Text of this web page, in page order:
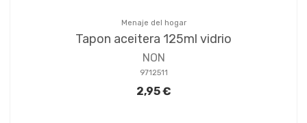
Menaje del hogar
Tapon aceitera 125ml vidrio
NON
9712511
2,95 €